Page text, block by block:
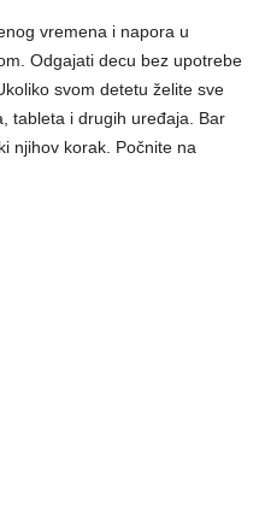
vremena i napora u
Odgajati decu bez upotrebe
svom detetu želite sve
tableta i drugih uređaja. Bar
njihov korak. Počnite na